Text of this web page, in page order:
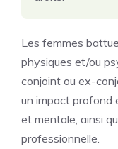
Les femmes
physiques et/ou
conjoint ou ex-
un impact profond
et mentale, ainsi
professionnelle.